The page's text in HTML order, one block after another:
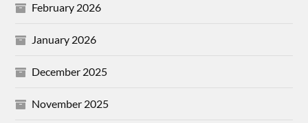
February 2026
January 2026
December 2025
November 2025